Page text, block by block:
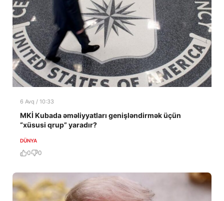
6 Avq / 10:33
MKİ Kubada əməliyyatları genişləndirmək üçün
“xüsusi qrup” yaradır?
DÜNYA
0 0